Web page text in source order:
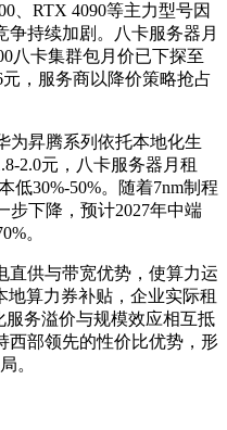
、RTX 4090等主力型号因
持续加剧。八卡服务器月
八卡集群包月价已下探至
，服务商以降价策略抢占
为昇腾系列依托本地化生
2.0元，八卡服务器月租
低30%-50%。随着7nm制程
步下降，预计2027年中端
。
直供与带宽优势，使算力运
地算力券补贴，企业实际租
服务溢价与规模效应相互抵
西部领先的性价比优势，形
。